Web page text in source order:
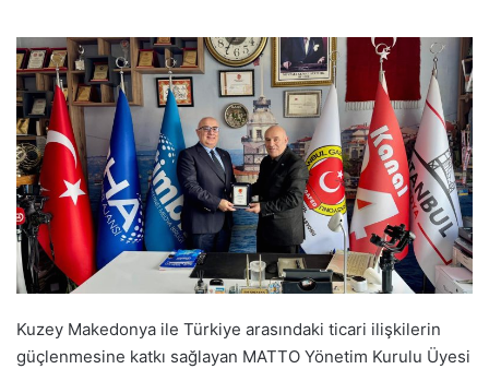
Kuzey Makedonya ile Türkiye arasındaki ticari ilişkilerin
güçlenmesine katkı sağlayan MATTO Yönetim Kurulu Üyesi